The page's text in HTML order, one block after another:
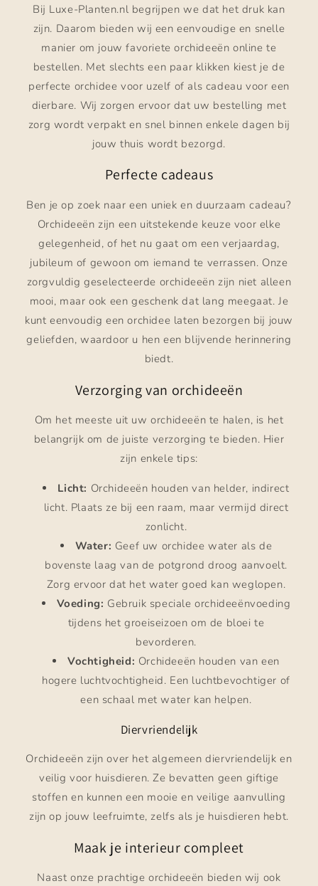
Bij Luxe-Planten.nl begrijpen we dat het druk kan
zijn. Daarom bieden wij een eenvoudige en snelle
manier om jouw favoriete orchideeën online te
bestellen. Met slechts een paar klikken kiest je de
perfecte orchidee voor uzelf of als cadeau voor een
dierbare. Wij zorgen ervoor dat uw bestelling met
zorg wordt verpakt en snel binnen enkele dagen bij
jouw thuis wordt bezorgd.
Perfecte cadeaus
Ben je op zoek naar een uniek en duurzaam cadeau?
Orchideeën zijn een uitstekende keuze voor elke
gelegenheid, of het nu gaat om een verjaardag,
jubileum of gewoon om iemand te verrassen. Onze
zorgvuldig geselecteerde orchideeën zijn niet alleen
mooi, maar ook een geschenk dat lang meegaat. Je
kunt eenvoudig een orchidee laten bezorgen bij jouw
geliefden, waardoor u hen een blijvende herinnering
biedt.
Verzorging van orchideeën
Om het meeste uit uw orchideeën te halen, is het
belangrijk om de juiste verzorging te bieden. Hier
zijn enkele tips:
Licht: Orchideeën houden van helder, indirect
licht. Plaats ze bij een raam, maar vermijd direct
zonlicht.
Water: Geef uw orchidee water als de
bovenste laag van de potgrond droog aanvoelt.
Zorg ervoor dat het water goed kan weglopen.
Voeding: Gebruik speciale orchideeënvoeding
tijdens het groeiseizoen om de bloei te
bevorderen.
Vochtigheid: Orchideeën houden van een
hogere luchtvochtigheid. Een luchtbevochtiger of
een schaal met water kan helpen.
Diervriendelijk
Orchideeën zijn over het algemeen diervriendelijk en
veilig voor huisdieren. Ze bevatten geen giftige
stoffen en kunnen een mooie en veilige aanvulling
zijn op jouw leefruimte, zelfs als je huisdieren hebt.
Maak je interieur compleet
Naast onze prachtige orchideeën bieden wij ook